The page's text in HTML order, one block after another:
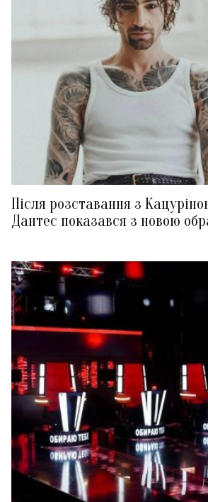
Після розставання з
Дантес показався з новою